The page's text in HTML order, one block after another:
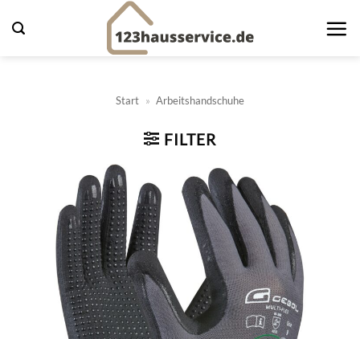
Inhalt
Start » Arbeitshandschuhe
FILTER